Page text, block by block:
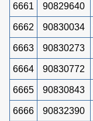
6661 90829640
6662 90830034
6663 90830273
6664 90830772
6665 90830843
6666 90832390